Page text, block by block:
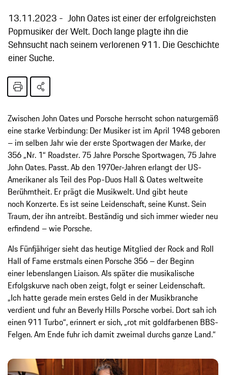
13.11.2023
John Oates ist einer der erfolgreichsten
Popmusiker der Welt. Doch lange plagte ihn die
Sehnsucht nach seinem verlorenen 911. Die Geschichte
einer Suche.
Zwischen John Oates und Porsche herrscht schon naturgemäß
eine starke Verbindung: Der Musiker ist im April 1948 geboren
– im selben Jahr wie der erste Sportwagen der Marke, der
356 „Nr. 1“ Roadster. 75 Jahre Porsche Sportwagen, 75 Jahre
John Oates. Passt. Ab den 1970er-Jahren erlangt der US-
Amerikaner als Teil des Pop-Duos Hall & Oates weltweite
Berühmtheit. Er prägt die Musikwelt. Und gibt heute
noch Konzerte. Es ist seine Leidenschaft, seine Kunst. Sein
Traum, der ihn antreibt. Beständig und sich immer wieder neu
erfindend – wie Porsche.
Als Fünfjähriger sieht das heutige Mitglied der Rock and Roll
Hall of Fame erstmals einen Porsche 356 – der Beginn
einer lebenslangen Liaison. Als später die musikalische
Erfolgskurve nach oben zeigt, folgt er seiner Leidenschaft.
„Ich hatte gerade mein erstes Geld in der Musikbranche
verdient und fuhr an Beverly Hills Porsche vorbei. Dort sah ich
einen 911 Turbo“, erinnert er sich, „rot mit goldfarbenen BBS-
Felgen. Am Ende fuhr ich damit zweimal durchs ganze Land.“